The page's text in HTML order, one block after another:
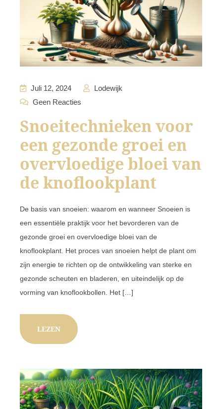
Juli 12, 2024
Lodewijk
Geen Reacties
Snoeitechnieken voor
een gezonde groei en
overvloedige bloei van
de knoflookplant
De basis van snoeien: waarom en wanneer Snoeien is
een essentiële praktijk voor het bevorderen van de
gezonde groei en overvloedige bloei van de
knoflookplant. Het proces van snoeien helpt de plant om
zijn energie te richten op de ontwikkeling van sterke en
gezonde scheuten en bladeren, en uiteindelijk op de
vorming van knoflookbollen. Het […]
LEZEN